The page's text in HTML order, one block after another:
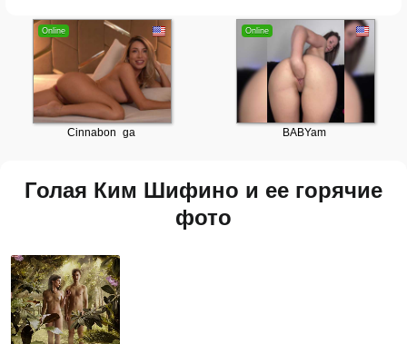
Голая Ким Шифино и ее горячие
фото